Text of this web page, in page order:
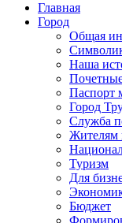
Главная
Город
Общая
Наша
Паспорт
Город
Служба
Жителям
Туризм
Для
Бюджет